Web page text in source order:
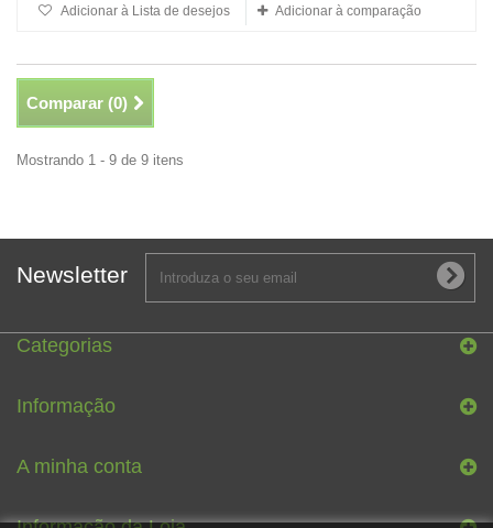
Adicionar à Lista de desejos Adicionar à comparação
Comparar (0)
Mostrando 1 - 9 de 9 itens
Newsletter
Categorias
Informação
A minha conta